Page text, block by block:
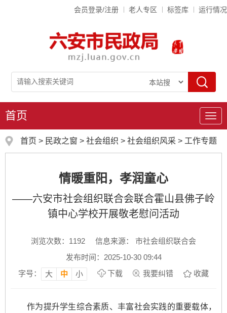
会员登录/注册 老人专区 标签库 运行情况
导
航
首页
首页 > 民政之窗 > 社会组织 > 社会组织风采 > 工作专题
情暖重阳，孝润童心
——六安市社会组织联合会联合霍山县佛子岭
镇中心学校开展敬老慰问活动
浏览次数： 1192
信息来源： 市社会组织联合会
发布时间：2025-10-30 09:44
字号：
大 中 小 下载 我要纠错 收藏
作为提升学生综合素质、丰富社会实践的重要载体，